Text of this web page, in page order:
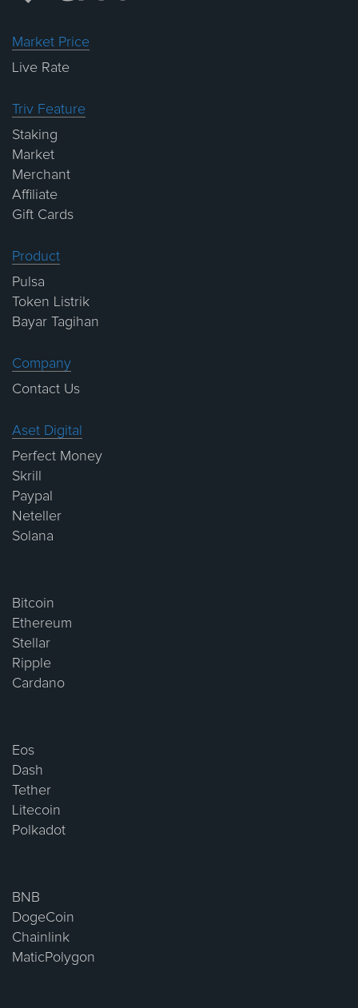
Market Price
Live Rate
Triv Feature
Staking
Market
Merchant
Affiliate
Gift Cards
Product
Pulsa
Token Listrik
Bayar Tagihan
Company
Contact Us
Aset Digital
Perfect Money
Skrill
Paypal
Neteller
Solana
Bitcoin
Ethereum
Stellar
Ripple
Cardano
Eos
Dash
Tether
Litecoin
Polkadot
BNB
DogeCoin
Chainlink
MaticPolygon